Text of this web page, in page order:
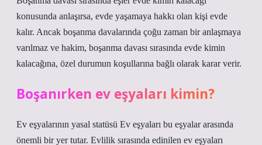
konusunda anlaşırsa, evde yaşamaya hakkı olan kişi evde
kalır. Ancak boşanma davalarında çoğu zaman bir anlaşmaya
varılmaz ve hakim, boşanma davası sırasında evde kimin
kalacağına, özel durumun koşullarına bağlı olarak karar verir.
Boşanırken ev eşyaları kimin?
Ev eşyalarının yasal statüsü Ev eşyaları bu eşyalar arasında
önemli bir yer tutar. Evlilik sırasında edinilen ev eşyaları